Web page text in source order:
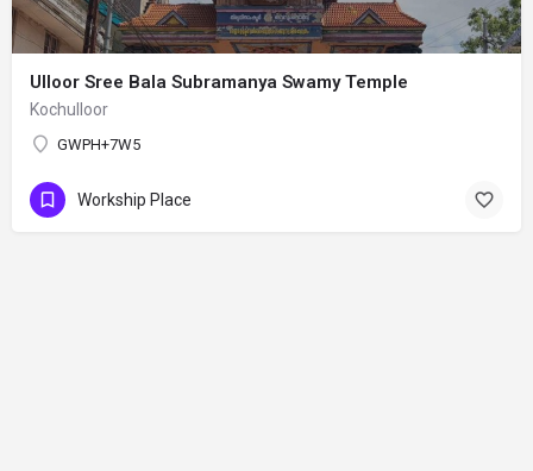
Ulloor Sree Bala Subramanya Swamy Temple
Kochulloor
GWPH+7W5
Workship Place